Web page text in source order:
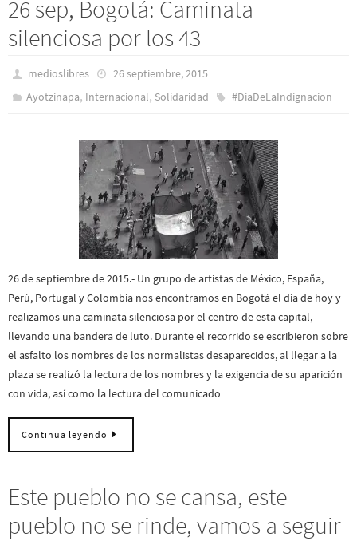
26 sep, Bogotá: Caminata
silenciosa por los 43
medioslibres
26 septiembre, 2015
Ayotzinapa, Internacional, Solidaridad #DiaDeLaIndignacion
26 de septiembre de 2015.- Un grupo de artistas de México, España,
Perú, Portugal y Colombia nos encontramos en Bogotá el día de hoy y
realizamos una caminata silenciosa por el centro de esta capital,
llevando una bandera de luto. Durante el recorrido se escribieron sobre
el asfalto los nombres de los normalistas desaparecidos, al llegar a la
plaza se realizó la lectura de los nombres y la exigencia de su aparición
con vida, así como la lectura del comunicado…
Continua leyendo
Este pueblo no se cansa, este
pueblo no se rinde, vamos a seguir